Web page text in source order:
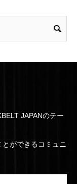
JAPANのテー
ができるコミュニ